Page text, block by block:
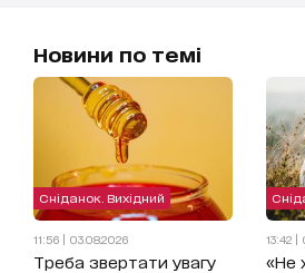
Новини по темі
Сніданок. Вихідний
11:56 | 03.08.2026
Треба звертати увагу
13:42 |
«Не